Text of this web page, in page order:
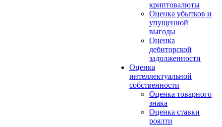
криптовалюты
Оценка убытков и
упущенной
выгоды
Оценка
дебиторской
задолженности
Оценка
интеллектуальной
собственности
Оценка товарного
знака
Оценка ставки
роялти